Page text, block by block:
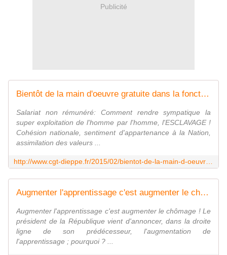
Publicité
Bientôt de la main d'oeuvre gratuite dans la fonction publique et les associations ?
Salariat non rémunéré: Comment rendre sympatique la
super exploitation de l'homme par l'homme, l'ESCLAVAGE !
Cohésion nationale, sentiment d'appartenance à la Nation,
assimilation des valeurs ...
http://www.cgt-dieppe.fr/2015/02/bientot-de-la-main-d-oeuvre-gratuite-dans-la-fonction-publique-et-les-associations.html
Augmenter l'apprentissage c'est augmenter le chômage !
Augmenter l'apprentissage c'est augmenter le chômage ! Le
président de la République vient d'annoncer, dans la droite
ligne de son prédécesseur, l'augmentation de
l'apprentissage ; pourquoi ? ...